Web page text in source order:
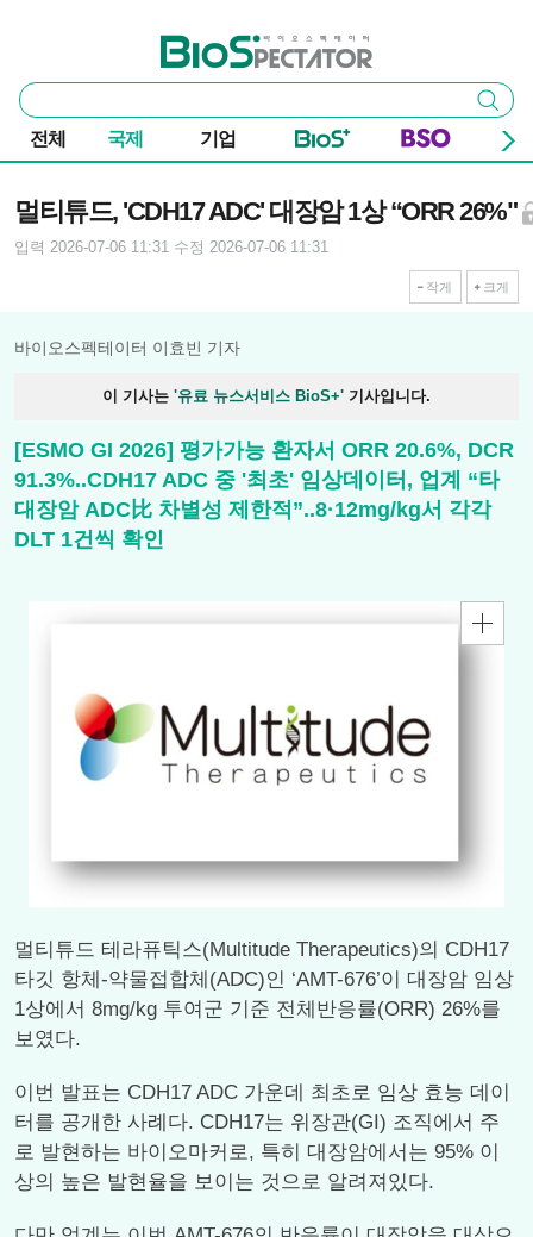
바이오스펙테이터
통
합
검
색
검색
전체 국제 기업
멀티튜드, 'CDH17 ADC' 대장암 1상 “ORR 26%"
입력 2026-07-06 11:31 수정 2026-07-06 11:31
작게 크게
바이오스펙테이터 이효빈 기자
이 기사는 '유료 뉴스서비스 BioS+' 기사입니다.
[ESMO GI 2026] 평가가능 환자서 ORR 20.6%, DCR
91.3%..CDH17 ADC 중 '최초' 임상데이터, 업계 “타
대장암 ADC比 차별성 제한적”..8·12mg/kg서 각각
DLT 1건씩 확인
멀티튜드 테라퓨틱스(Multitude Therapeutics)의 CDH17
타깃 항체-약물접합체(ADC)인 ‘AMT-676’이 대장암 임상
1상에서 8mg/kg 투여군 기준 전체반응률(ORR) 26%를
보였다.
이번 발표는 CDH17 ADC 가운데 최초로 임상 효능 데이
터를 공개한 사례다. CDH17는 위장관(GI) 조직에서 주
로 발현하는 바이오마커로, 특히 대장암에서는 95% 이
상의 높은 발현율을 보이는 것으로 알려져있다.